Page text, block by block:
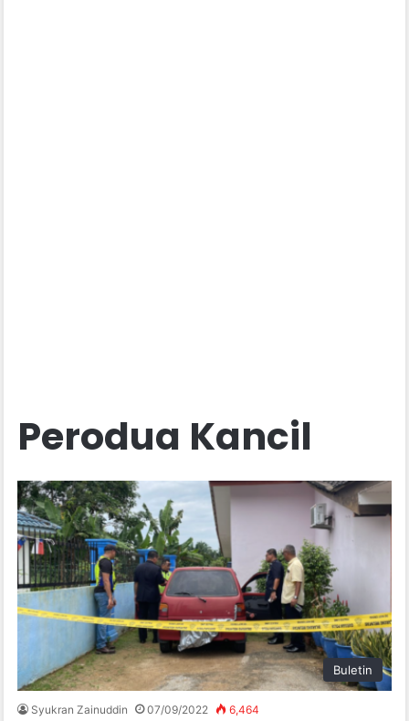
Perodua Kancil
Buletin
Syukran Zainuddin 07/09/2022 6,464